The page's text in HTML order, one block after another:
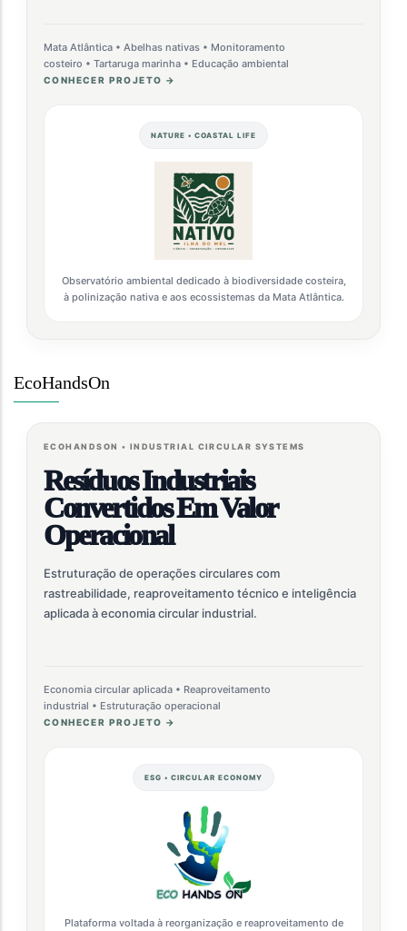
Mata Atlântica • Abelhas nativas • Monitoramento
costeiro • Tartaruga marinha • Educação ambiental
CONHECER PROJETO →
NATURE • COASTAL LIFE
Observatório ambiental dedicado à biodiversidade costeira,
à polinização nativa e aos ecossistemas da Mata Atlântica.
EcoHandsOn
ECOHANDSON • INDUSTRIAL CIRCULAR SYSTEMS
Resíduos Industriais
Convertidos Em Valor
Operacional
Estruturação de operações circulares com
rastreabilidade, reaproveitamento técnico e inteligência
aplicada à economia circular industrial.
Economia circular aplicada • Reaproveitamento
industrial • Estruturação operacional
CONHECER PROJETO →
ESG • CIRCULAR ECONOMY
Plataforma voltada à reorganização e reaproveitamento de